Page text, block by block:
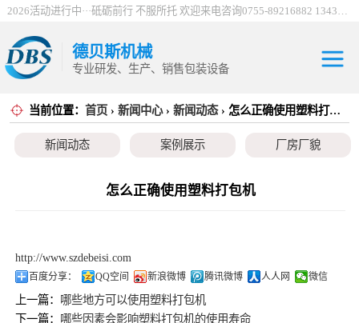
2026活动进行中···砥砺前行 不服所托 欢迎来电咨询0755-89216882 13430912198
德贝斯机械
专业研发、生产、销售包装设备
当前位置： 首页 › 新闻中心› 新闻动态› 怎么正确使用塑料打包机
新闻动态 案例展示 厂房厂貌
怎么正确使用塑料打包机
http://www.szdebeisi.com
百度分享： QQ空间 新浪微博 腾讯微博 人人网 微信
上一篇： 哪些地方可以使用塑料打包机
下一篇： 哪些因素会影响塑料打包机的使用寿命
30吨电控打包机
100吨电控打包机
巴西服装打包机
编织袋打包机系
列
立式金属打包机